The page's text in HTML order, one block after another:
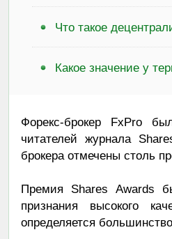
Что такое
Какое значение у
Форекс-брокер FxPro
читателей журнала
брокера отмечены столь
Премия Shares Awards
признания высокого
определяется